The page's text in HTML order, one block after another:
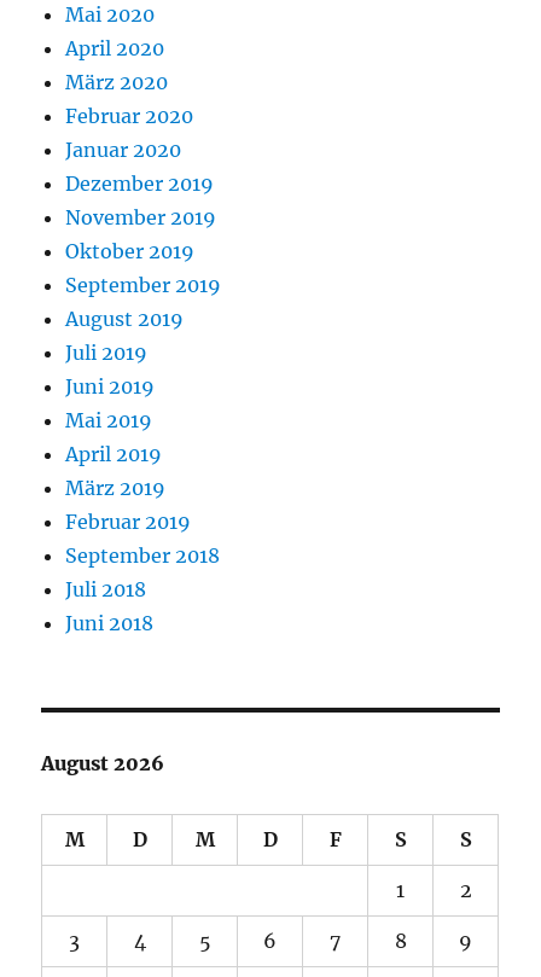
Mai 2020
April 2020
März 2020
Februar 2020
Januar 2020
Dezember 2019
November 2019
Oktober 2019
September 2019
August 2019
Juli 2019
Juni 2019
Mai 2019
April 2019
März 2019
Februar 2019
September 2018
Juli 2018
Juni 2018
August 2026
M D M D F S S
1 2
3 4 5 6 7 8 9